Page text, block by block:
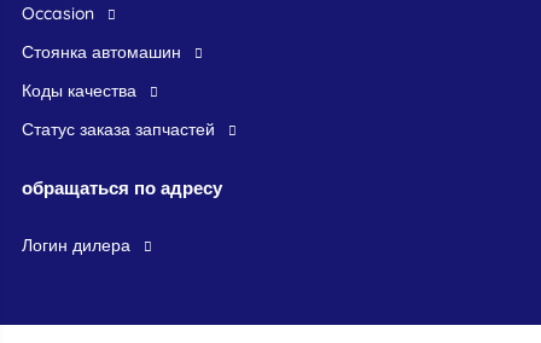
occasion
стоянка автомашин
Коды качества
Статус заказа запчастей
обращаться по адресу
логин дилера